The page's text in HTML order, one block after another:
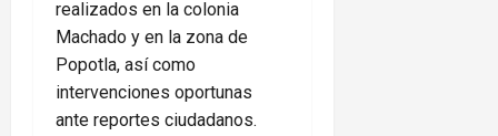
realizados en la colonia
Machado y en la zona de
Popotla, así como
intervenciones oportunas
ante reportes ciudadanos.